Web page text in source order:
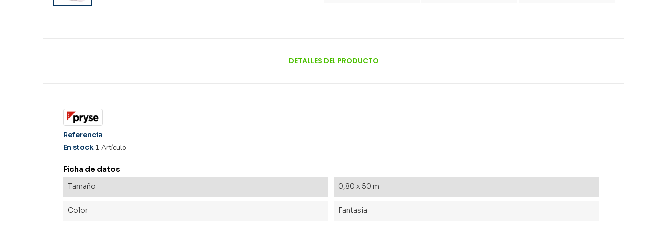
DETALLES DEL PRODUCTO
Referencia
En stock 1 Artículo
Ficha de datos
Tamaño 0,80 x 50 m
Color Fantasía